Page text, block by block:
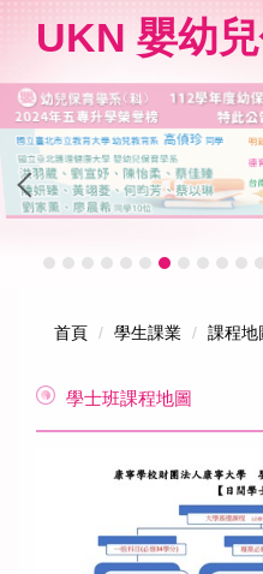
要
內
容
區
UKN 嬰幼
首頁 學生課業 課程地
學士班課程地圖